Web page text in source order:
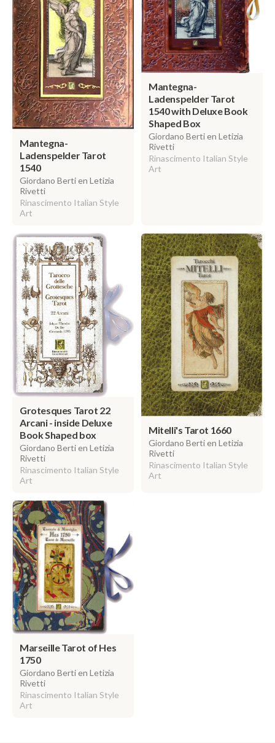
Mantegna-
Ladenspelder Tarot
1540
Giordano Berti en Letizia
Rivetti
Rinascimento Italian Style
Art
Mantegna-
Ladenspelder Tarot
1540 with Deluxe Book
Shaped Box
Giordano Berti en Letizia
Rivetti
Rinascimento Italian Style
Art
Grotesques Tarot 22
Arcani - inside Deluxe
Book Shaped box
Giordano Berti en Letizia
Rivetti
Rinascimento Italian Style
Art
Mitelli's Tarot 1660
Giordano Berti en Letizia
Rivetti
Rinascimento Italian Style
Art
Marseille Tarot of Hes
1750
Giordano Berti en Letizia
Rivetti
Rinascimento Italian Style
Art